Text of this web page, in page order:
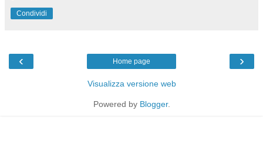
Condividi
‹ ›
Home page
Visualizza versione web
Powered by Blogger.